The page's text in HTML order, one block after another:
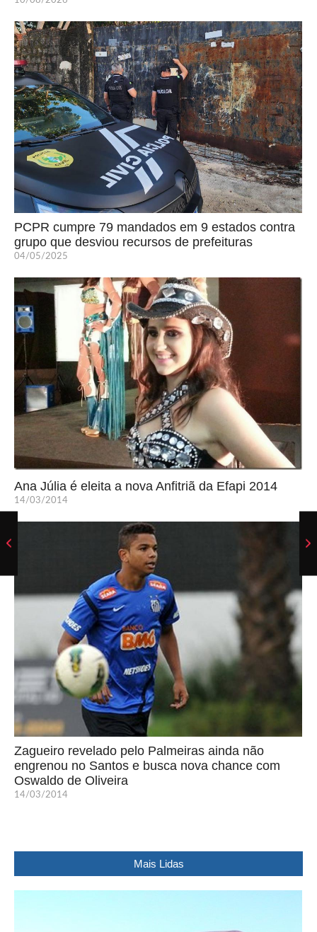
PCPR cumpre 79 mandados em 9 estados contra
grupo que desviou recursos de prefeituras
04/05/2025
Ana Júlia é eleita a nova Anfitriã da Efapi 2014
14/03/2014
Zagueiro revelado pelo Palmeiras ainda não
engrenou no Santos e busca nova chance com
Oswaldo de Oliveira
14/03/2014
Mais Lidas